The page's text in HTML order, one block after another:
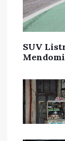
SUV